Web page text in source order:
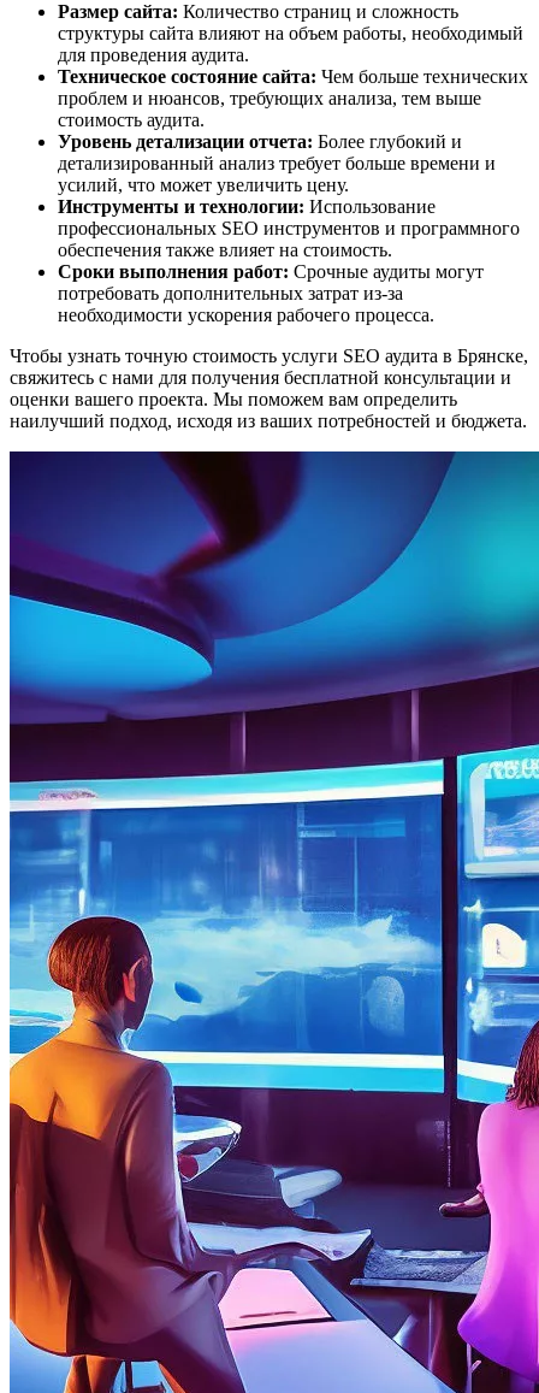
Размер сайта: Количество страниц и сложность
структуры сайта влияют на объем работы, необходимый
для проведения аудита.
Техническое состояние сайта: Чем больше технических
проблем и нюансов, требующих анализа, тем выше
стоимость аудита.
Уровень детализации отчета: Более глубокий и
детализированный анализ требует больше времени и
усилий, что может увеличить цену.
Инструменты и технологии: Использование
профессиональных SEO инструментов и программного
обеспечения также влияет на стоимость.
Сроки выполнения работ: Срочные аудиты могут
потребовать дополнительных затрат из-за
необходимости ускорения рабочего процесса.
Чтобы узнать точную стоимость услуги SEO аудита в Брянске,
свяжитесь с нами для получения бесплатной консультации и
оценки вашего проекта. Мы поможем вам определить
наилучший подход, исходя из ваших потребностей и бюджета.